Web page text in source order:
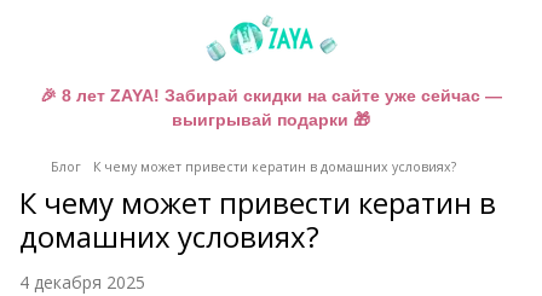
🎉 8 лет ZAYA! Забирай скидки на сайте уже сейчас —
выигрывай подарки 🎁
Блог К чему может привести кератин в домашних условиях?
К чему может привести кератин в
домашних условиях?
4 декабря 2025